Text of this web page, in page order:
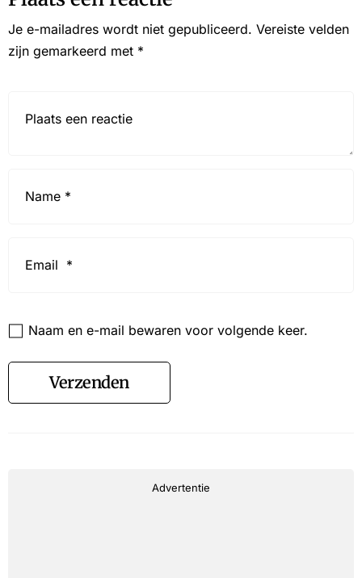
Je e-mailadres wordt niet gepubliceerd. Vereiste velden
zijn gemarkeerd met *
Naam en e-mail bewaren voor volgende keer.
Verzenden
Advertentie